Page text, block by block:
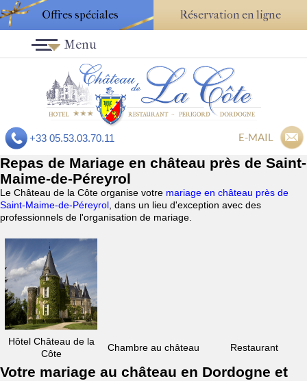
Offres spéciales Réservation en ligne
+33 05.53.03.70.11 E-MAIL
Menu
Repas de Mariage en château près de Saint-
Maime-de-Péreyrol
Le Château de la Côte organise votre mariage en château près de
Saint-Maime-de-Péreyrol , dans un lieu d'exception avec des
professionnels de l'organisation de mariage.
Hôtel Château de la
Côte
Chambre au château Restaurant
Votre mariage au château en Dordogne et